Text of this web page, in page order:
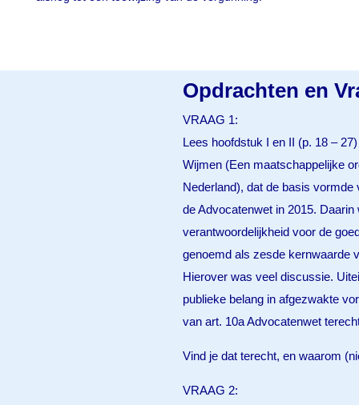
Opdrachten en
VRAAG 1:
Lees hoofdstuk I en II (p. 18 –
Wijmen (Een maatschappelijke
Nederland), dat de basis vormde
de Advocatenwet in 2015. Daarin
verantwoordelijkheid voor de
genoemd als zesde kernwaarde
Hierover was veel discussie.
publieke belang in afgezwakte
van art. 10a Advocatenwet
Vind je dat terecht, en waarom
VRAAG 2: